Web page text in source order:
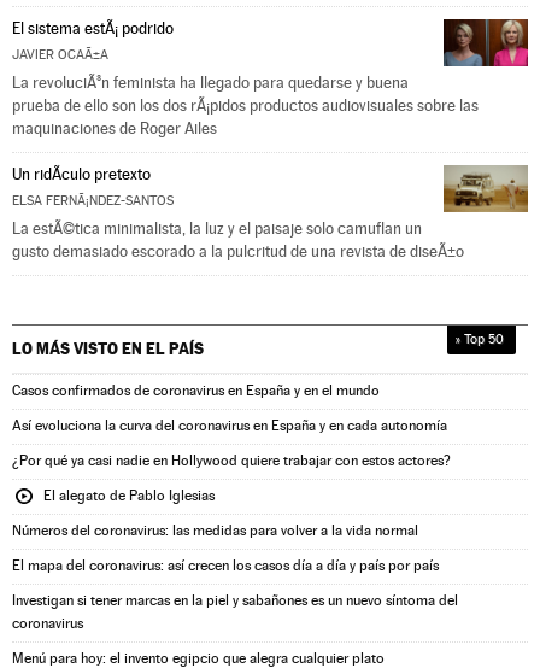
El sistema estÃ¡ podrido
JAVIER OCAÃ±A
La revoluciÃ³n feminista ha llegado para quedarse y buena
prueba de ello son los dos rÃ¡pidos productos audiovisuales sobre las
maquinaciones de Roger Ailes
Un ridÃ­culo pretexto
ELSA FERNÃ¡NDEZ-SANTOS
La estÃ©tica minimalista, la luz y el paisaje solo camuflan un
gusto demasiado escorado a la pulcritud de una revista de diseÃ±o
LO MÁS VISTO EN EL PAÍS » Top 50
Casos confirmados de coronavirus en España y en el mundo
Así evoluciona la curva del coronavirus en España y en cada autonomía
¿Por qué ya casi nadie en Hollywood quiere trabajar con estos actores?
El alegato de Pablo Iglesias
Números del coronavirus: las medidas para volver a la vida normal
El mapa del coronavirus: así crecen los casos día a día y país por país
Investigan si tener marcas en la piel y sabañones es un nuevo síntoma del
coronavirus
Menú para hoy: el invento egipcio que alegra cualquier plato